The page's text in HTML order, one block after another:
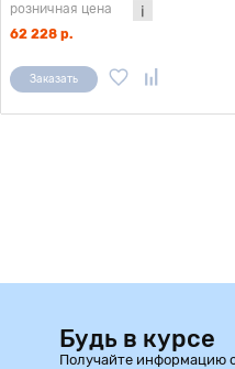
розничная цена
62 228 р.
Заказать
Будь в курсе
Получайте информацию